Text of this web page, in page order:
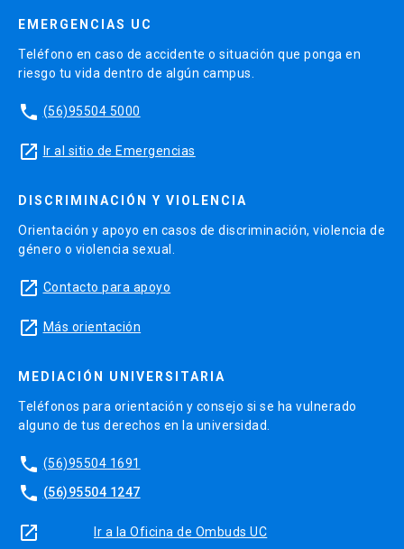
EMERGENCIAS UC
Teléfono en caso de accidente o situación que ponga en
riesgo tu vida dentro de algún campus.
phone (56)95504 5000
launch Ir al sitio de Emergencias
DISCRIMINACIÓN Y VIOLENCIA
Orientación y apoyo en casos de discriminación, violencia de
género o violencia sexual.
launch Contacto para apoyo
launch Más orientación
MEDIACIÓN UNIVERSITARIA
Teléfonos para orientación y consejo si se ha vulnerado
alguno de tus derechos en la universidad.
phone (56)95504 1691
phone (56)95504 1247
launch Ir a la Oficina de Ombuds UC